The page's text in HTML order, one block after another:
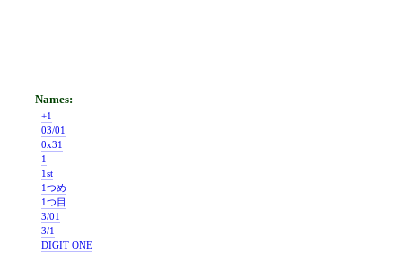
+1
03/01
0x31
1
1st
1つめ
1つ目
3/01
3/1
DIGIT ONE